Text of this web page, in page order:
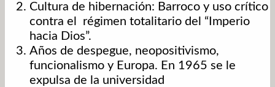
Cultura de hibernación: Barroco y uso crítico
contra el régimen totalitario del “Imperio
hacia Dios”.
Años de despegue, neopositivismo,
funcionalismo y Europa. En 1965 se le
expulsa de la universidad